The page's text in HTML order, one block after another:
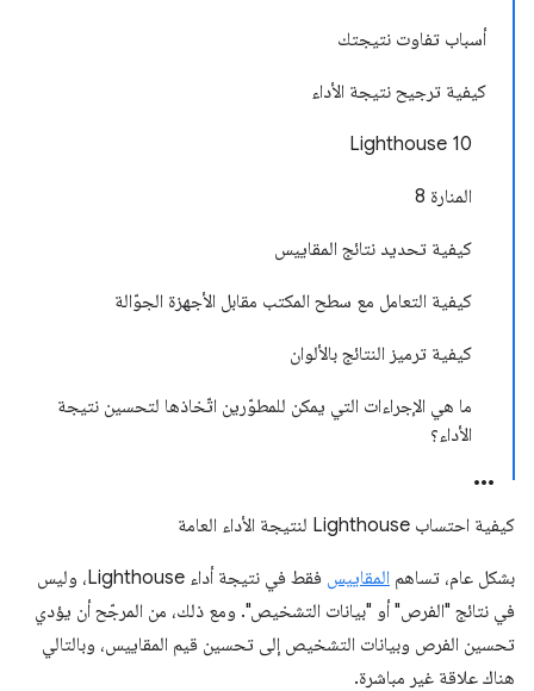
أسباب تفاوت نتيجتك
كيفية ترجيح نتيجة الأداء
Lighthouse 10
المنارة 8
كيفية تحديد نتائج المقاييس
كيفية التعامل مع سطح المكتب مقابل الأجهزة الجوّالة
كيفية ترميز النتائج بالألوان
ما هي الإجراءات التي يمكن للمطوّرين اتّخاذها لتحسين نتيجة
الأداء؟
كيفية احتساب Lighthouse لنتيجة الأداء العامة
بشكل عام، تساهم المقاييس
فقط في نتيجة أداء Lighthouse، وليس
في نتائج "الفرص" أو "بيانات التشخيص". ومع ذلك، من المرجّح أن يؤدي
تحسين الفرص وبيانات التشخيص إلى تحسين قيم المقاييس، وبالتالي
هناك علاقة غير مباشرة.